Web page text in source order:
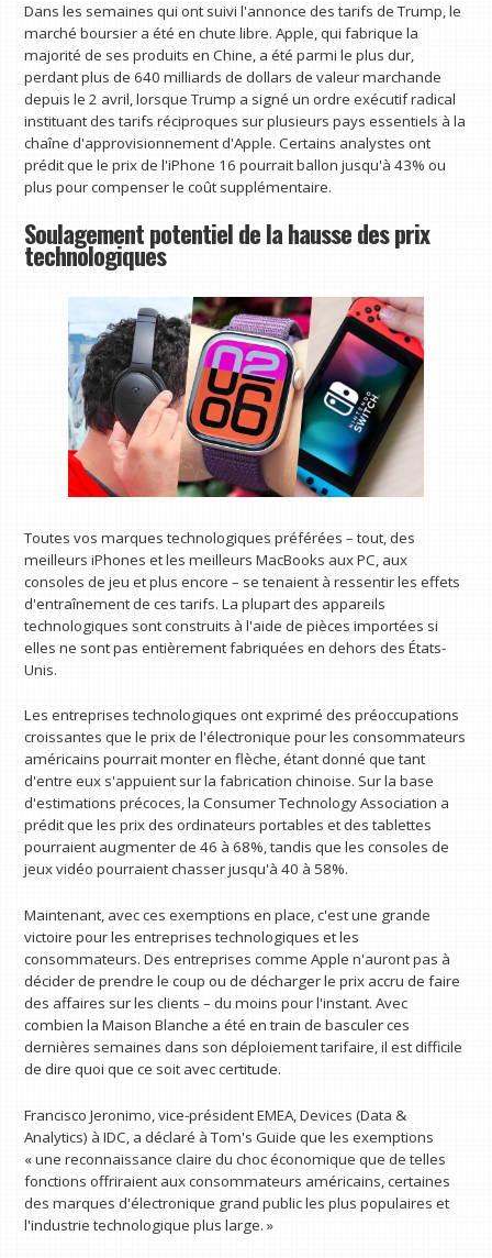
Dans les semaines qui ont suivi l'annonce des tarifs de Trump, le
marché boursier a été en chute libre. Apple, qui fabrique la
majorité de ses produits en Chine, a été parmi le plus dur,
perdant plus de 640 milliards de dollars de valeur marchande
depuis le 2 avril, lorsque Trump a signé un ordre exécutif radical
instituant des tarifs réciproques sur plusieurs pays essentiels à la
chaîne d'approvisionnement d'Apple. Certains analystes ont
prédit que le prix de l'iPhone 16 pourrait ballon jusqu'à 43% ou
plus pour compenser le coût supplémentaire.
Soulagement potentiel de la hausse des prix
technologiques
Toutes vos marques technologiques préférées – tout, des
meilleurs iPhones et les meilleurs MacBooks aux PC, aux
consoles de jeu et plus encore – se tenaient à ressentir les effets
d'entraînement de ces tarifs. La plupart des appareils
technologiques sont construits à l'aide de pièces importées si
elles ne sont pas entièrement fabriquées en dehors des États-
Unis.
Les entreprises technologiques ont exprimé des préoccupations
croissantes que le prix de l'électronique pour les consommateurs
américains pourrait monter en flèche, étant donné que tant
d'entre eux s'appuient sur la fabrication chinoise. Sur la base
d'estimations précoces, la Consumer Technology Association a
prédit que les prix des ordinateurs portables et des tablettes
pourraient augmenter de 46 à 68%, tandis que les consoles de
jeux vidéo pourraient chasser jusqu'à 40 à 58%.
Maintenant, avec ces exemptions en place, c'est une grande
victoire pour les entreprises technologiques et les
consommateurs. Des entreprises comme Apple n'auront pas à
décider de prendre le coup ou de décharger le prix accru de faire
des affaires sur les clients – du moins pour l'instant. Avec
combien la Maison Blanche a été en train de basculer ces
dernières semaines dans son déploiement tarifaire, il est difficile
de dire quoi que ce soit avec certitude.
Francisco Jeronimo, vice-président EMEA, Devices (Data &
Analytics) à IDC, a déclaré à Tom's Guide que les exemptions
« une reconnaissance claire du choc économique que de telles
fonctions offriraient aux consommateurs américains, certaines
des marques d'électronique grand public les plus populaires et
l'industrie technologique plus large. »